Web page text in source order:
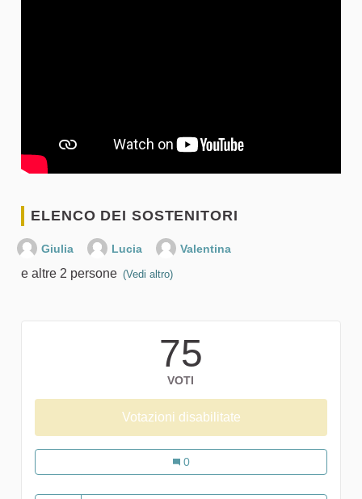
ELENCO DEI SOSTENITORI
Giulia Lucia Valentina
e altre 2 persone (Vedi altro)
75
VOTI
Votazioni disabilitate
"C'era una volta il nuraghe"...
0